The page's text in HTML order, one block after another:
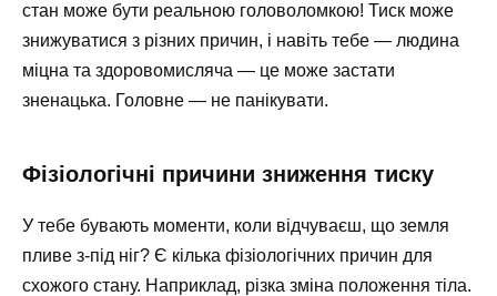
стан може бути реальною головоломкою! Тиск може
знижуватися з різних причин, і навіть тебе — людина
міцна та здоровомисляча — це може застати
зненацька. Головне — не панікувати.
Фізіологічні причини зниження тиску
У тебе бувають моменти, коли відчуваєш, що земля
пливе з-під ніг? Є кілька фізіологічних причин для
схожого стану. Наприклад, різка зміна положення тіла.